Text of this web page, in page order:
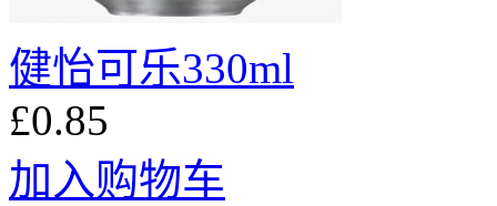
健怡可乐330ml
£0.85
加入购物车